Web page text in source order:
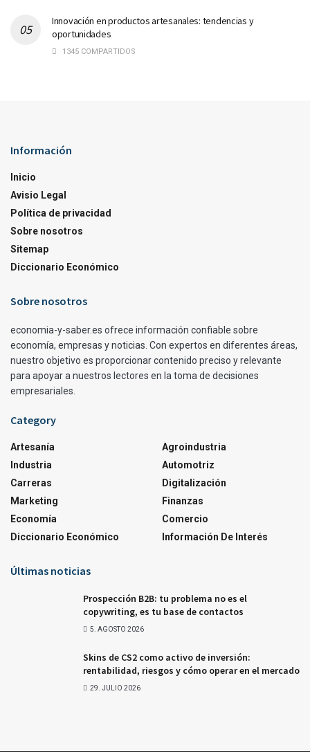
Innovación en productos artesanales: tendencias y
oportunidades
1345 COMPARTIDOS
Información
Inicio
Avisio Legal
Política de privacidad
Sobre nosotros
Sitemap
Diccionario Económico
Sobre nosotros
economia-y-saber.es ofrece información confiable sobre
economía, empresas y noticias. Con expertos en diferentes áreas,
nuestro objetivo es proporcionar contenido preciso y relevante
para apoyar a nuestros lectores en la toma de decisiones
empresariales.
Category
Artesanía
Industria
Carreras
Marketing
Economía
Diccionario Económico
Agroindustria
Automotriz
Digitalización
Finanzas
Comercio
Información De Interés
Últimas noticias
Prospección B2B: tu problema no es el
copywriting, es tu base de contactos
5. AGOSTO 2026
Skins de CS2 como activo de inversión:
rentabilidad, riesgos y cómo operar en el mercado
29. JULIO 2026